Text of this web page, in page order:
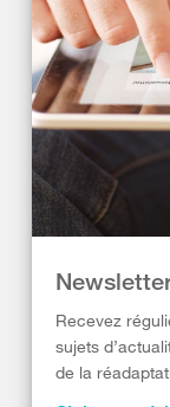
Recevez
sujets
de la